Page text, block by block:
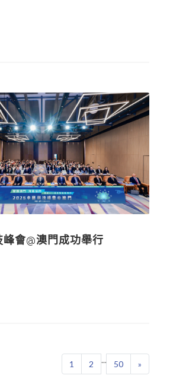
會@澳門成功舉行
1 2 ... 50 »